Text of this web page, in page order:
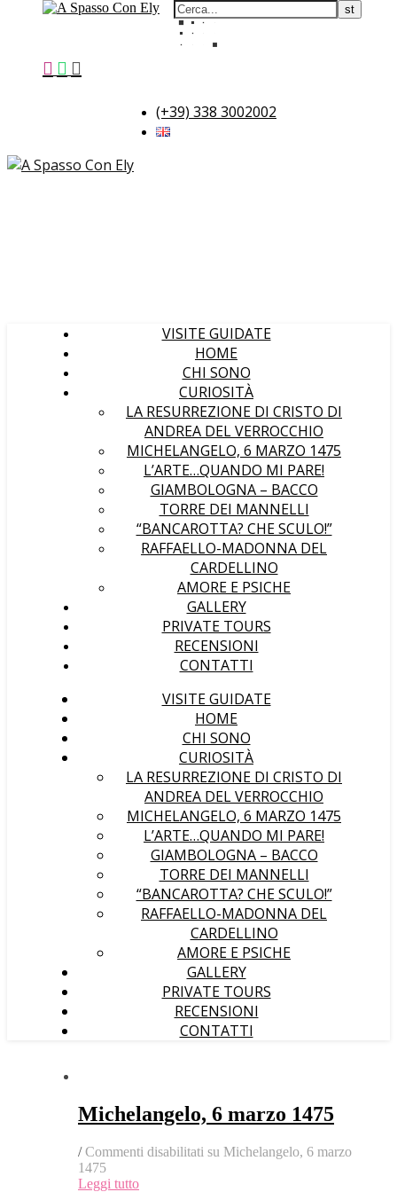
(+39) 338 3002002
VISITE GUIDATE
HOME
CHI SONO
CURIOSITÀ
LA RESURREZIONE DI CRISTO DI
ANDREA DEL VERROCCHIO
MICHELANGELO, 6 MARZO 1475
L’ARTE…QUANDO MI PARE!
GIAMBOLOGNA – BACCO
TORRE DEI MANNELLI
“BANCAROTTA? CHE SCULO!”
RAFFAELLO-MADONNA DEL
CARDELLINO
AMORE E PSICHE
GALLERY
PRIVATE TOURS
RECENSIONI
CONTATTI
VISITE GUIDATE
HOME
CHI SONO
CURIOSITÀ
LA RESURREZIONE DI CRISTO DI
ANDREA DEL VERROCCHIO
MICHELANGELO, 6 MARZO 1475
L’ARTE…QUANDO MI PARE!
GIAMBOLOGNA – BACCO
TORRE DEI MANNELLI
“BANCAROTTA? CHE SCULO!”
RAFFAELLO-MADONNA DEL
CARDELLINO
AMORE E PSICHE
GALLERY
PRIVATE TOURS
RECENSIONI
CONTATTI
Michelangelo, 6 marzo 1475
/ Commenti disabilitati su Michelangelo, 6 marzo
1475
Leggi tutto